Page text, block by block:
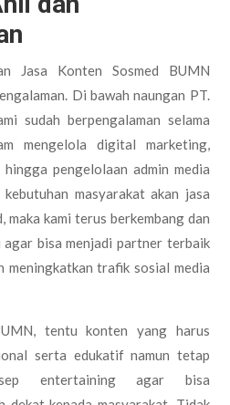
Jasa Konten Sosmed BUMN
Di bawah naungan PT.
sudah berpengalaman selama
mengelola digital marketing,
pengelolaan admin media
masyarakat akan jasa
maka kami terus berkembang dan
agar bisa menjadi partner terbaik
meningkatkan trafik sosial media
tentu konten yang harus
serta edukatif namun tetap
entertaining agar bisa